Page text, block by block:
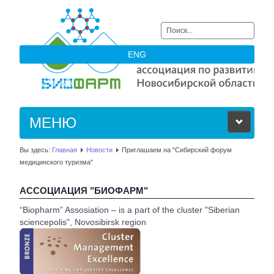
Искать...
ENG
МЕНЮ
ОБ АССОЦИАЦИИ
ЧЛЕНЫ АССОЦИАЦИИ
НОВОСТИ
АКТУАЛЬНОЕ
Вы здесь: Главная Новости
Приглашаем на "Сибирский форум
медицинского туризма"
АССОЦИАЦИЯ "БИОФАРМ"
“Biopharm” Assosiation – is a part of the cluster "Siberian
sciencepolis", Novosibirsk region